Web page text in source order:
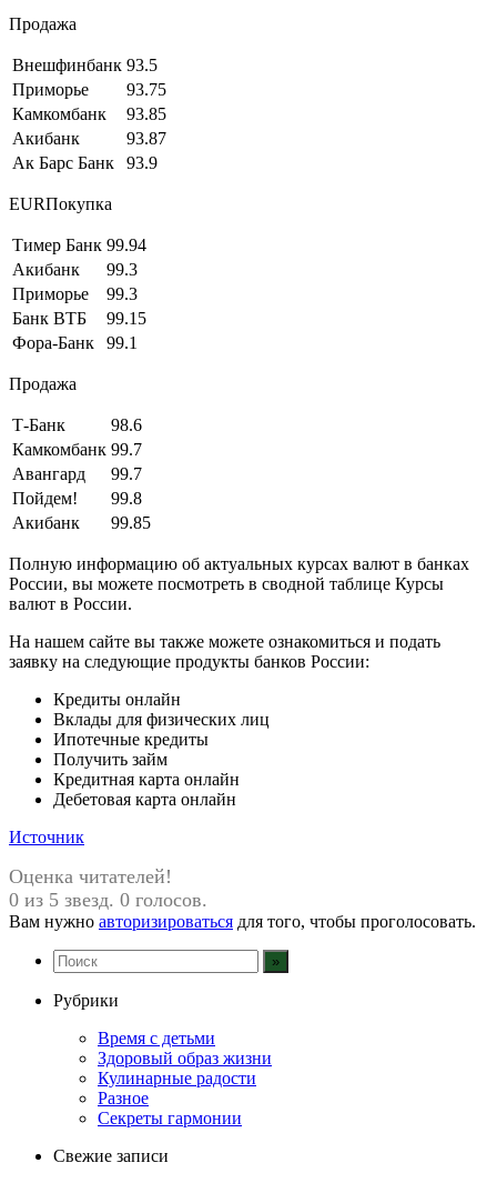
Продажа
Внешфинбанк 93.5
Приморье
93.75
Камкомбанк
93.85
Акибанк
93.87
Ак Барс Банк
93.9
EURПокупка
Тимер Банк 99.94
Акибанк
99.3
Приморье
99.3
Банк ВТБ
99.15
Фора-Банк
99.1
Продажа
Т-Банк
98.6
Камкомбанк 99.7
Авангард
99.7
Пойдем!
99.8
Акибанк
99.85
Полную информацию об актуальных курсах валют в банках
России, вы можете посмотреть в сводной таблице Курсы
валют в России.
На нашем сайте вы также можете ознакомиться и подать
заявку на следующие продукты банков России:
Кредиты онлайн
Вклады для физических лиц
Ипотечные кредиты
Получить займ
Кредитная карта онлайн
Дебетовая карта онлайн
Источник
Оценка читателей!
0 из 5 звезд. 0 голосов.
Вам нужно авторизироваться для того, чтобы проголосовать.
Рубрики
Время с детьми
Здоровый образ жизни
Кулинарные радости
Разное
Секреты гармонии
Свежие записи